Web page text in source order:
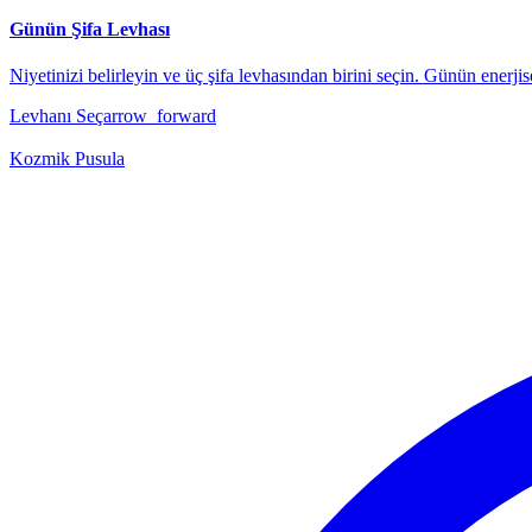
Günün Şifa Levhası
Niyetinizi belirleyin ve üç şifa levhasından birini seçin. Günün
Levhanı Seçarrow_forward
Kozmik Pusula